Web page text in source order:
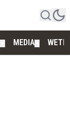
MEDIA